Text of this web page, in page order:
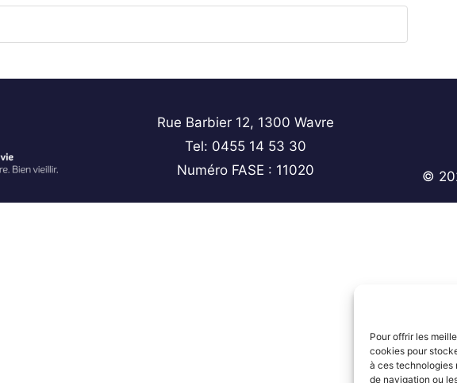
Pour offrir les
cookies pour
à ces technologies
de navigation ou
Rue Barbier 12, 1300 Wavre
Tel: 0455 14 53 30
Numéro FASE : 11020
©